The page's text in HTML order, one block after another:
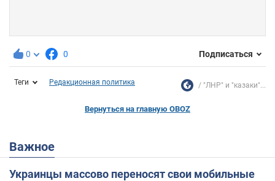
0 0 Подписаться
Теги Редакционная политика "ЛНР" и "казаки"...
Вернуться на главную OBOZ
Важное
Украинцы массово переносят свои мобильные